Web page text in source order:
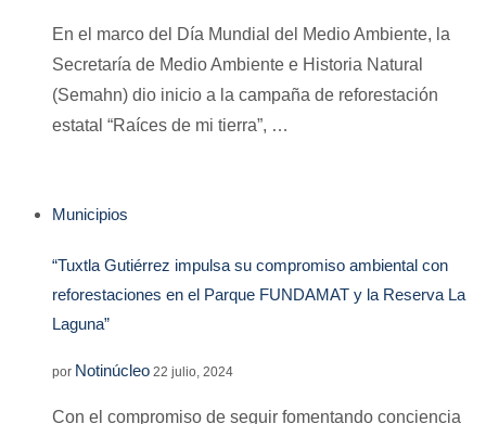
En el marco del Día Mundial del Medio Ambiente, la
Secretaría de Medio Ambiente e Historia Natural
(Semahn) dio inicio a la campaña de reforestación
estatal “Raíces de mi tierra”, …
Municipios
“Tuxtla Gutiérrez impulsa su compromiso ambiental con
reforestaciones en el Parque FUNDAMAT y la Reserva La
Laguna”
por Notinúcleo 22 julio, 2024
Con el compromiso de seguir fomentando conciencia